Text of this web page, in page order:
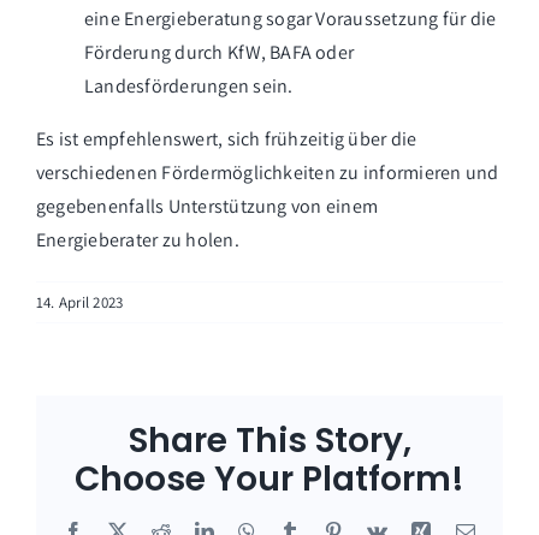
eine Energieberatung sogar Voraussetzung für die
Förderung durch KfW, BAFA oder
Landesförderungen sein.
Es ist empfehlenswert, sich frühzeitig über die
verschiedenen Fördermöglichkeiten zu informieren und
gegebenenfalls Unterstützung von einem
Energieberater zu holen.
14. April 2023
Share This Story,
Choose Your Platform!
Facebook
X RedditLinkedInWhatsApp
Tumblr Pinterest
Vk Xing E-